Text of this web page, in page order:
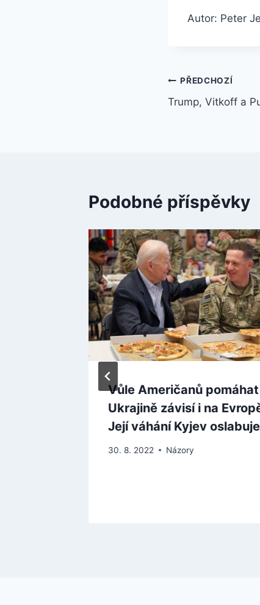
Autor: Peter
Navigace
pro
PŘEDCHOZÍ
Trump, Vitkoff a
Podobné příspěvky
Vůle Američanů pomáhat
Ukrajině závisí i na
Její váhání Kyjev oslabuje
30. 8. 2022 Názory